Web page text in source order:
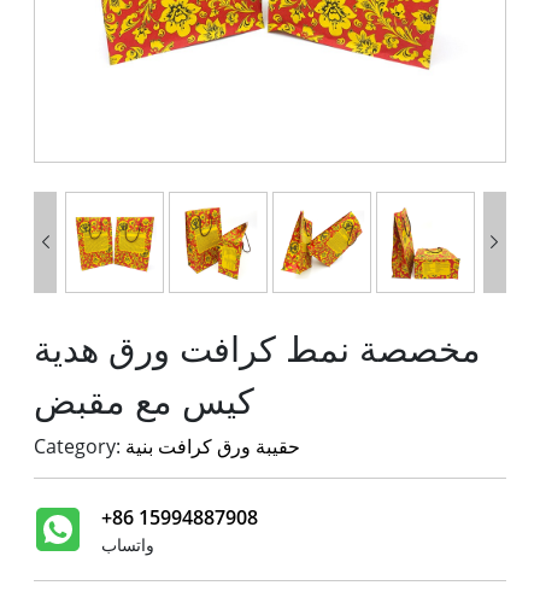
 
مخصصة نمط كرافت ورق هدية
كيس مع مقبض
Category: حقيبة ورق كرافت بنية
+86 15994887908
واتساب